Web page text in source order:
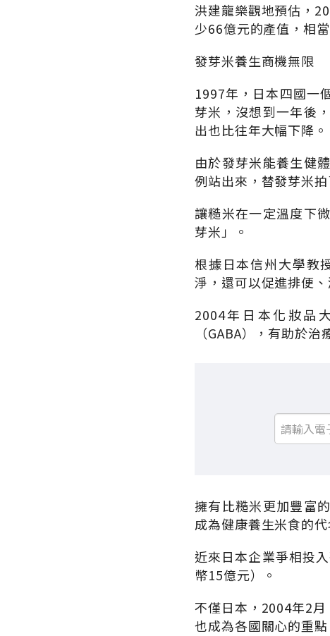
洪建龍樂觀地預估，
少66億元的產值，相
發芽米養生商機無限
1997年，日本四國一
芽米，沒想到一年後
出也比往年大幅下降。
由於發芽米能養生健
例站出來，替發芽米
讓糙米在一定溫度下
芽米」。
根據日本信州大學教
淨，還可以促進排便
2004年日本化妝品
（GABA），有助於
擁有比糙米更加豐富
成為健康養生米食的代
近來日本企業爭相投
幣15億元）。
不僅日本，2004年2
也成為各國關心的重點